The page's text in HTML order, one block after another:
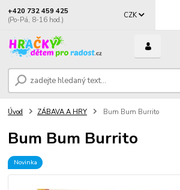
CZK
+420 732 459 425
(Po-Pá, 8-16 hod.)
Úvod ZÁBAVA A HRY Bum Bum Burrito
Bum Bum Burrito
Novinka